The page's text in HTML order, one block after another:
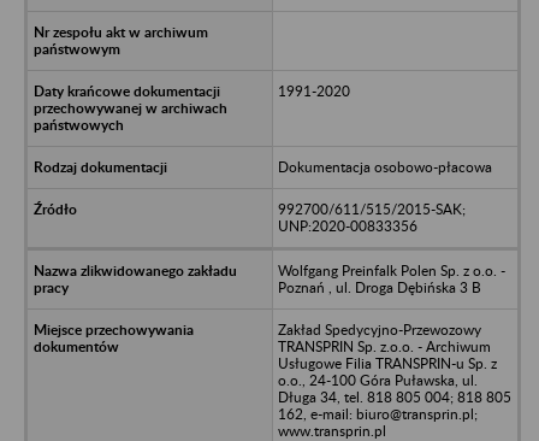
1991-2020
Dokumentacja osobowo-płacowa
992700/611/515/2015-SAK;
UNP:2020-00833356
Wolfgang Preinfalk Polen Sp. z o.o. -
Poznań , ul. Droga Dębińska 3 B
Zakład Spedycyjno-Przewozowy
TRANSPRIN Sp. z.o.o. - Archiwum
Usługowe Filia TRANSPRIN-u Sp. z
o.o., 24-100 Góra Puławska, ul.
Długa 34, tel. 818 805 004; 818 805
162, e-mail: biuro@transprin.pl;
www.transprin.pl